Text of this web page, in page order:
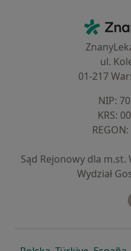
ul.
01-217
NIP:
KRS:
Sąd Rejonowy dla m.st.
Wydział